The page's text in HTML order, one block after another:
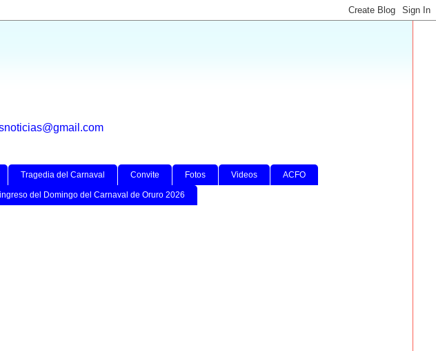
Tragedia del Carnaval Convite Fotos Videos ACFO
del Domingo del Carnaval de Oruro 2026